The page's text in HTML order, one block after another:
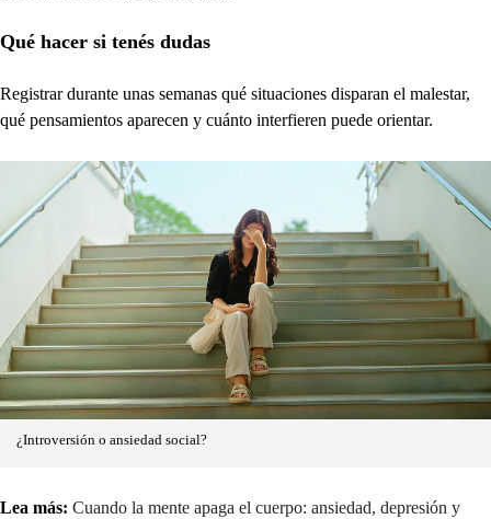
Qué hacer si tenés dudas
Registrar durante unas semanas qué situaciones disparan el malestar,
qué pensamientos aparecen y cuánto interfieren puede orientar.
¿Introversión o ansiedad social?
Lea más: Cuando la mente apaga el cuerpo: ansiedad, depresión y